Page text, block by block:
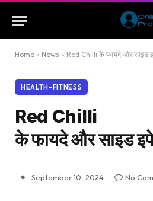
Home » News » Red Chilli के फायदे और साइड
HEALTH-FITNESS
Red Chilli
के फायदे और साइड
September 10, 2024 No